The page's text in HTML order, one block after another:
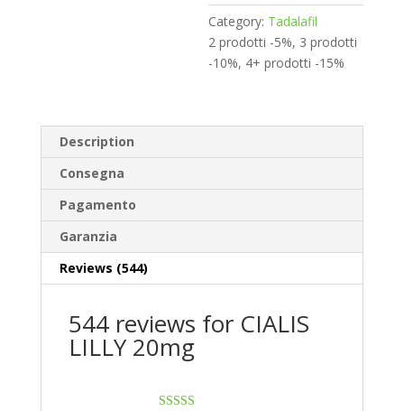
a
t
v
Category: Tadalafil
2 prodotti -5%, 3 prodotti
-10%, 4+ prodotti -15%
Description
Consegna
Pagamento
Garanzia
Reviews (544)
544 reviews for CIALIS
LILLY 20mg